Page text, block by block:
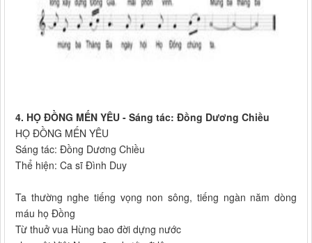
4. HỌ ĐỒNG MẾN YÊU - Sáng tác: Đồng Dương Chiều
HỌ ĐỒNG MẾN YÊU
Sáng tác: Đồng Dương Chiều
Thể hiện: Ca sĩ Đình Duy
Ta thường nghe tiếng vọng non sông, tiếng ngàn năm dòng
máu họ Đồng
Từ thuở vua Hùng bao đời dựng nước